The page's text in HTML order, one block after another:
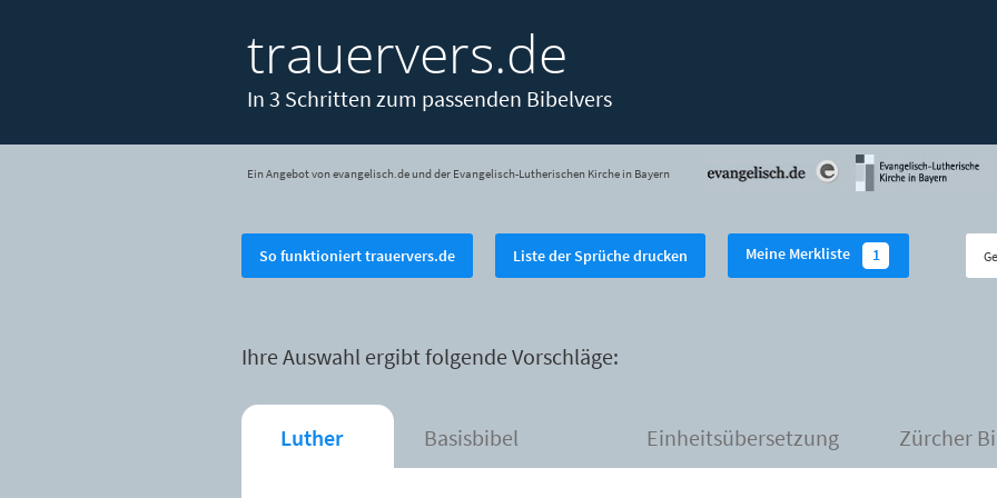
trauervers.de
In 3 Schritten zum passenden Bibelvers
Ein Angebot von evangelisch.de und der Evangelisch-Lutherischen Kirche in Bayern
So funktioniert trauervers.de Liste der Sprüche drucken Meine Merkliste 1
Ihre Auswahl ergibt folgende Vorschläge:
Luther Basisbibel Einheitsübersetzung Zürcher